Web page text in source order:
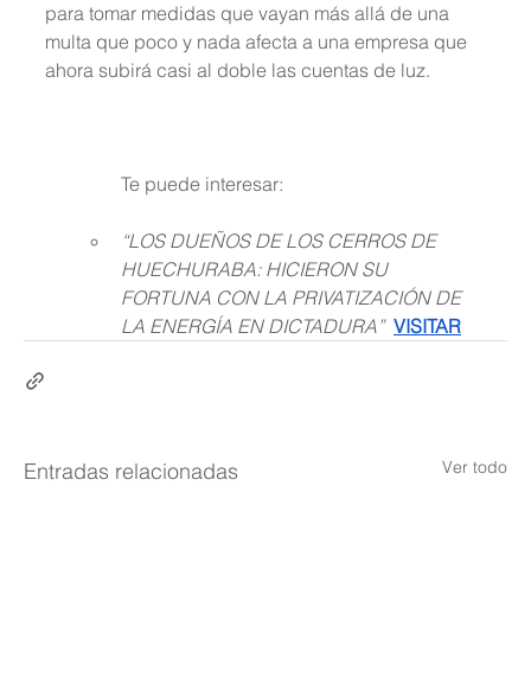
para tomar medidas que vayan más allá de una
multa que poco y nada afecta a una empresa que
ahora subirá casi al doble las cuentas de luz.
                Te puede interesar:
“LOS DUEÑOS DE LOS CERROS DE
HUECHURABA: HICIERON SU
FORTUNA CON LA PRIVATIZACIÓN DE
LA ENERGÍA EN DICTADURA” VISITAR
Entradas relacionadas Ver todo